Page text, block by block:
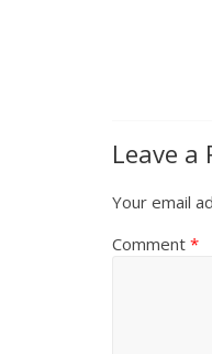
Leave a
Your email
Comment *